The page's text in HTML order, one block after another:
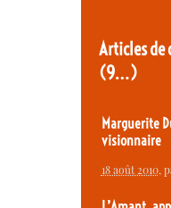
Articles de
(9…)
Marguerite
visionnaire
18 août 2010,